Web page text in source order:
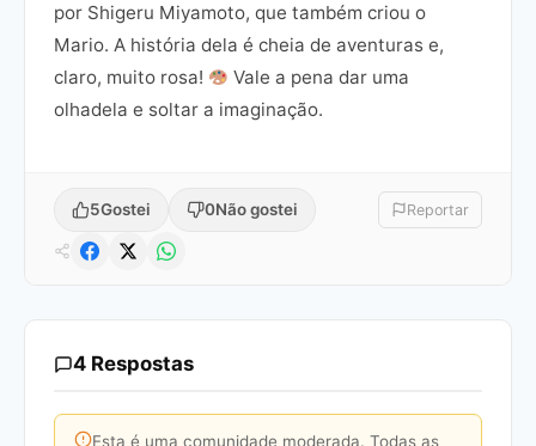
por Shigeru Miyamoto, que também criou o
Mario. A história dela é cheia de aventuras e,
claro, muito rosa!
Vale a pena dar uma
olhadela e soltar a imaginação.
5Gostei 0Não gostei Reportar
4 Respostas
Esta é uma comunidade moderada. Todas as